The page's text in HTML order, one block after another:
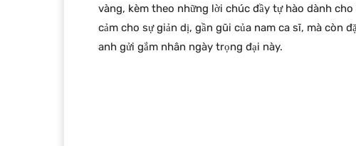
vàng, kèm theo những lời chúc đầy tự hào dành
cảm cho sự giản dị, gần gũi của nam ca sĩ, mà còn
anh gửi gắm nhân ngày trọng đại này.